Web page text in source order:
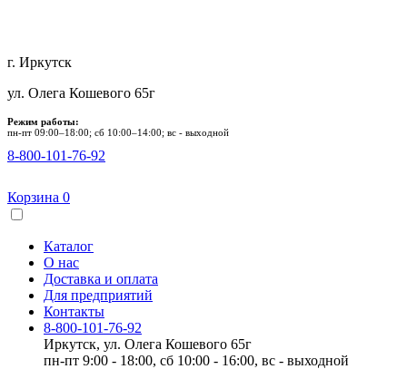
г. Иркутск
ул. Олега Кошевого 65г
Режим работы:
пн-пт 09:00–18:00; сб 10:00–14:00; вс - выходной
8-800-101-76-92
Корзина 0
Каталог
О нас
Доставка и оплата
Для предприятий
Контакты
8-800-101-76-92
Иркутск, ул. Олега Кошевого 65г
пн-пт 9:00 - 18:00, сб 10:00 - 16:00, вс - выходной